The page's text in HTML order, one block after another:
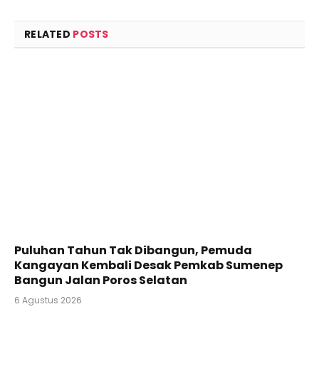
RELATED POSTS
Puluhan Tahun Tak Dibangun, Pemuda
Kangayan Kembali Desak Pemkab Sumenep
Bangun Jalan Poros Selatan
6 Agustus 2026